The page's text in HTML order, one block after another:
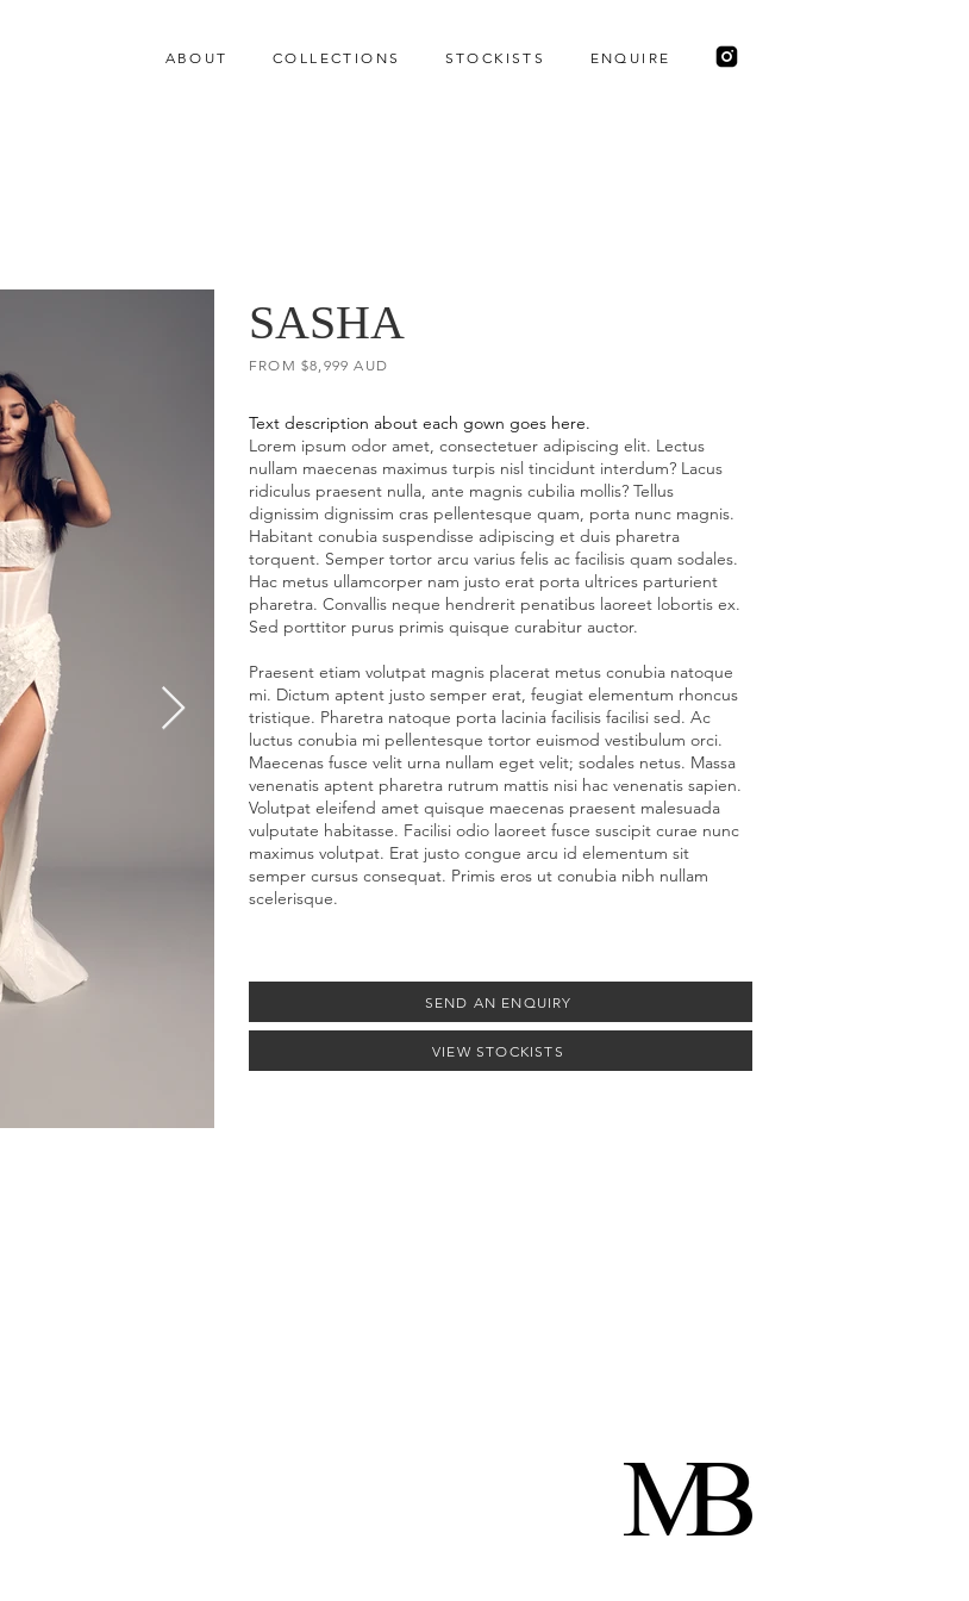
ABOUT COLLECTIONS STOCKISTS ENQUIRE
SASHA
FROM $8,999 AUD
Text description about each gown goes here.
Lorem ipsum odor amet, consectetuer adipiscing elit. Lectus
nullam maecenas maximus turpis nisl tincidunt interdum? Lacus
ridiculus praesent nulla, ante magnis cubilia mollis? Tellus
dignissim dignissim cras pellentesque quam, porta nunc magnis.
Habitant conubia suspendisse adipiscing et duis pharetra
torquent. Semper tortor arcu varius felis ac facilisis quam sodales.
Hac metus ullamcorper nam justo erat porta ultrices parturient
pharetra. Convallis neque hendrerit penatibus laoreet lobortis ex.
Sed porttitor purus primis quisque curabitur auctor.
Praesent etiam volutpat magnis placerat metus conubia natoque
mi. Dictum aptent justo semper erat, feugiat elementum rhoncus
tristique. Pharetra natoque porta lacinia facilisis facilisi sed. Ac
luctus conubia mi pellentesque tortor euismod vestibulum orci.
Maecenas fusce velit urna nullam eget velit; sodales netus. Massa
venenatis aptent pharetra rutrum mattis nisi hac venenatis sapien.
Volutpat eleifend amet quisque maecenas praesent malesuada
vulputate habitasse. Facilisi odio laoreet fusce suscipit curae nunc
maximus volutpat. Erat justo congue arcu id elementum sit
semper cursus consequat. Primis eros ut conubia nibh nullam
scelerisque.
SEND AN ENQUIRY
VIEW STOCKISTS